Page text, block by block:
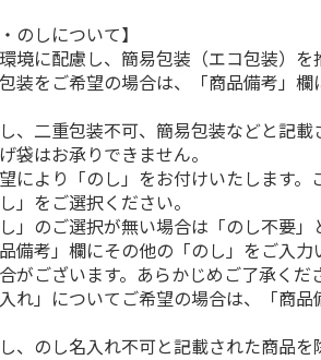
のしについて】
境に配慮し、簡易包装（エコ包装）を
装をご希望の場合は、「商品備考」欄
、二重包装不可、簡易包装などと記載
袋はお承りできません。
により「のし」をお付けいたします。
」をご選択ください。
」のご選択が無い場合は「のし不要」
備考」欄にその他の「のし」をご入力
がございます。あらかじめご了承くだ
れ」についてご希望の場合は、「商品
、のし名入れ不可と記載された商品を